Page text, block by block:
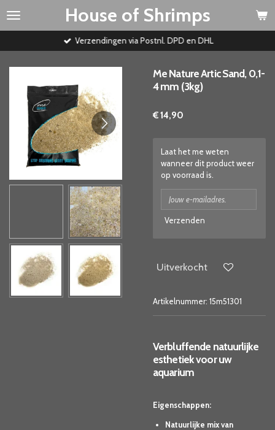
Ga
House of Shrimps
Verzendingen via Postnl. DPD en DHL
Me Nature Artic Sand, 0,1-
4 mm (3kg)
€ 14,90
Laat het me weten
wanneer dit product weer
op voorraad is.
Verzenden
Uitverkocht
Artikelnummer: 15m51301
Verbluffende natuurlijke
esthetiek voor uw
aquarium
Eigenschappen:
Natuurlijke mix van